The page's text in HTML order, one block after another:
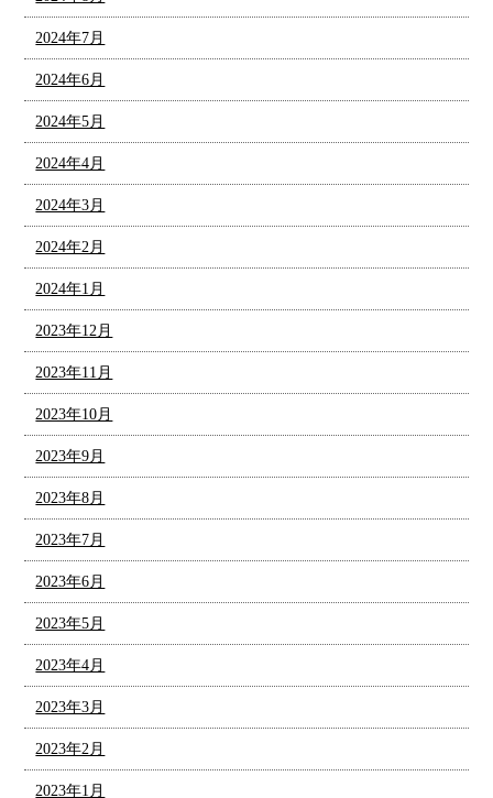
2024年7月
2024年6月
2024年5月
2024年4月
2024年3月
2024年2月
2024年1月
2023年12月
2023年11月
2023年10月
2023年9月
2023年8月
2023年7月
2023年6月
2023年5月
2023年4月
2023年3月
2023年2月
2023年1月